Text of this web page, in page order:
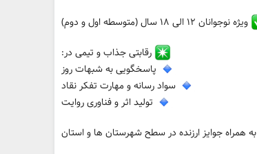
ویژه نوجوانان ۱۲ الی ۱۸ سال (متوسطه اول و دوم)
رقابتی جذاب و تیمی در:
پاسخگویی به شبهات روز
سواد رسانه و مهارت تفکر نقاد
تولید اثر و فناوری روایت
به همراه جوایز ارزنده در سطح شهرستان ها و استان